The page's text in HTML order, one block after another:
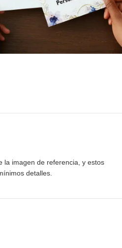
la imagen de referencia, y estos
detalles.